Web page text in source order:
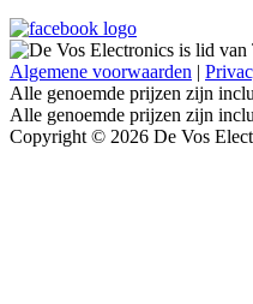
Algemene voorwaarden |
Alle genoemde prijzen zijn
Alle genoemde prijzen zijn
Copyright © 2026 De Vos